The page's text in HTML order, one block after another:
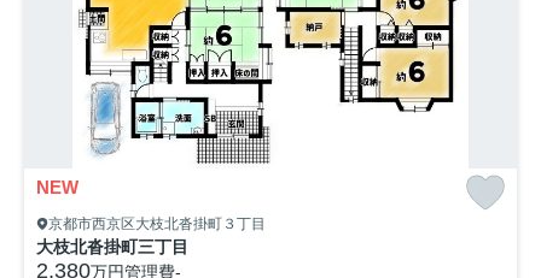
NEW
京都市西京区大枝北沓掛町３丁目
大枝北沓掛町三丁目
2,380万円管理費-